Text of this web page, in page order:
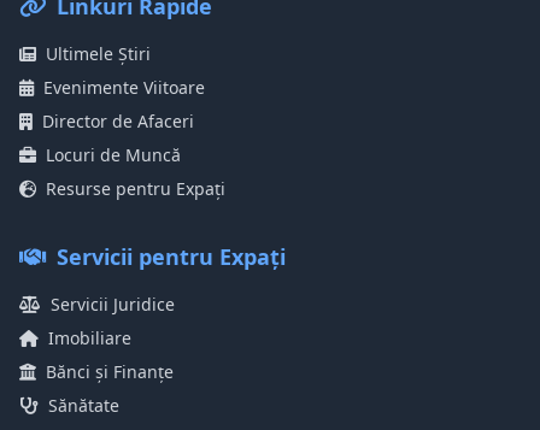
Linkuri Rapide
Ultimele Știri
Evenimente Viitoare
Director de Afaceri
Locuri de Muncă
Resurse pentru Expați
Servicii pentru Expați
Servicii Juridice
Imobiliare
Bănci și Finanțe
Sănătate